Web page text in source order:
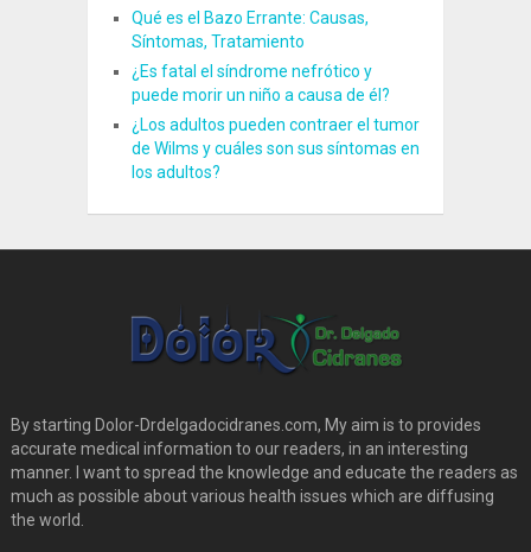
Qué es el Bazo Errante: Causas,
Síntomas, Tratamiento
¿Es fatal el síndrome nefrótico y
puede morir un niño a causa de él?
¿Los adultos pueden contraer el tumor
de Wilms y cuáles son sus síntomas en
los adultos?
By starting Dolor-Drdelgadocidranes.com, My aim is to provides
accurate medical information to our readers, in an interesting
manner. I want to spread the knowledge and educate the readers as
much as possible about various health issues which are diffusing
the world.